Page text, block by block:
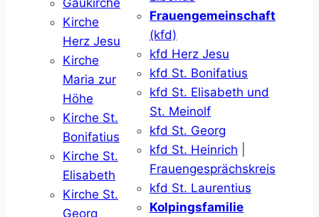
Gaukirche
Kirche
Herz Jesu
Kirche
Maria zur
Höhe
Kirche St.
Bonifatius
Kirche St.
Elisabeth
Kirche St.
Georg
Frauengemeinschaft
(kfd)
kfd Herz Jesu
kfd St. Bonifatius
kfd St. Elisabeth und
St. Meinolf
kfd St. Georg
kfd St. Heinrich
Frauengesprächskreis
kfd St. Laurentius
Kolpingsfamilie